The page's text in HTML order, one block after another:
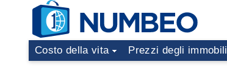
Costo della vita Prezzi degli immobili